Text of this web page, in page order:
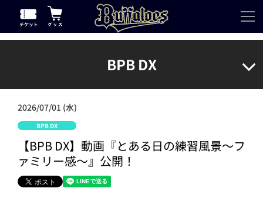
BPB DX
2026/07/01 (水)
BPB DX
【BPB DX】動画『とある日の練習風景～フ
ァミリー感～』公開！